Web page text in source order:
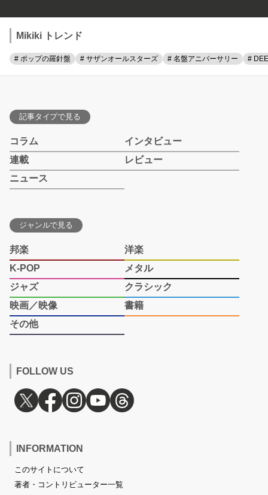
Mikiki トレンド
# ポップの羅針盤 # サザンオールスターズ # 名盤アニバーサリー #
記事タイプで見る
コラム
インタビュー
連載
レビュー
ニュース
ジャンルで見る
邦楽
洋楽
K-POP
メタル
ジャズ
クラシック
映画／映像
書籍
その他
FOLLOW US
INFORMATION
このサイトについて
著者・コントリビューター一覧